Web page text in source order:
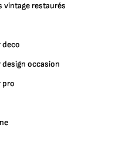
vintage restaurés
deco
design occasion
pro